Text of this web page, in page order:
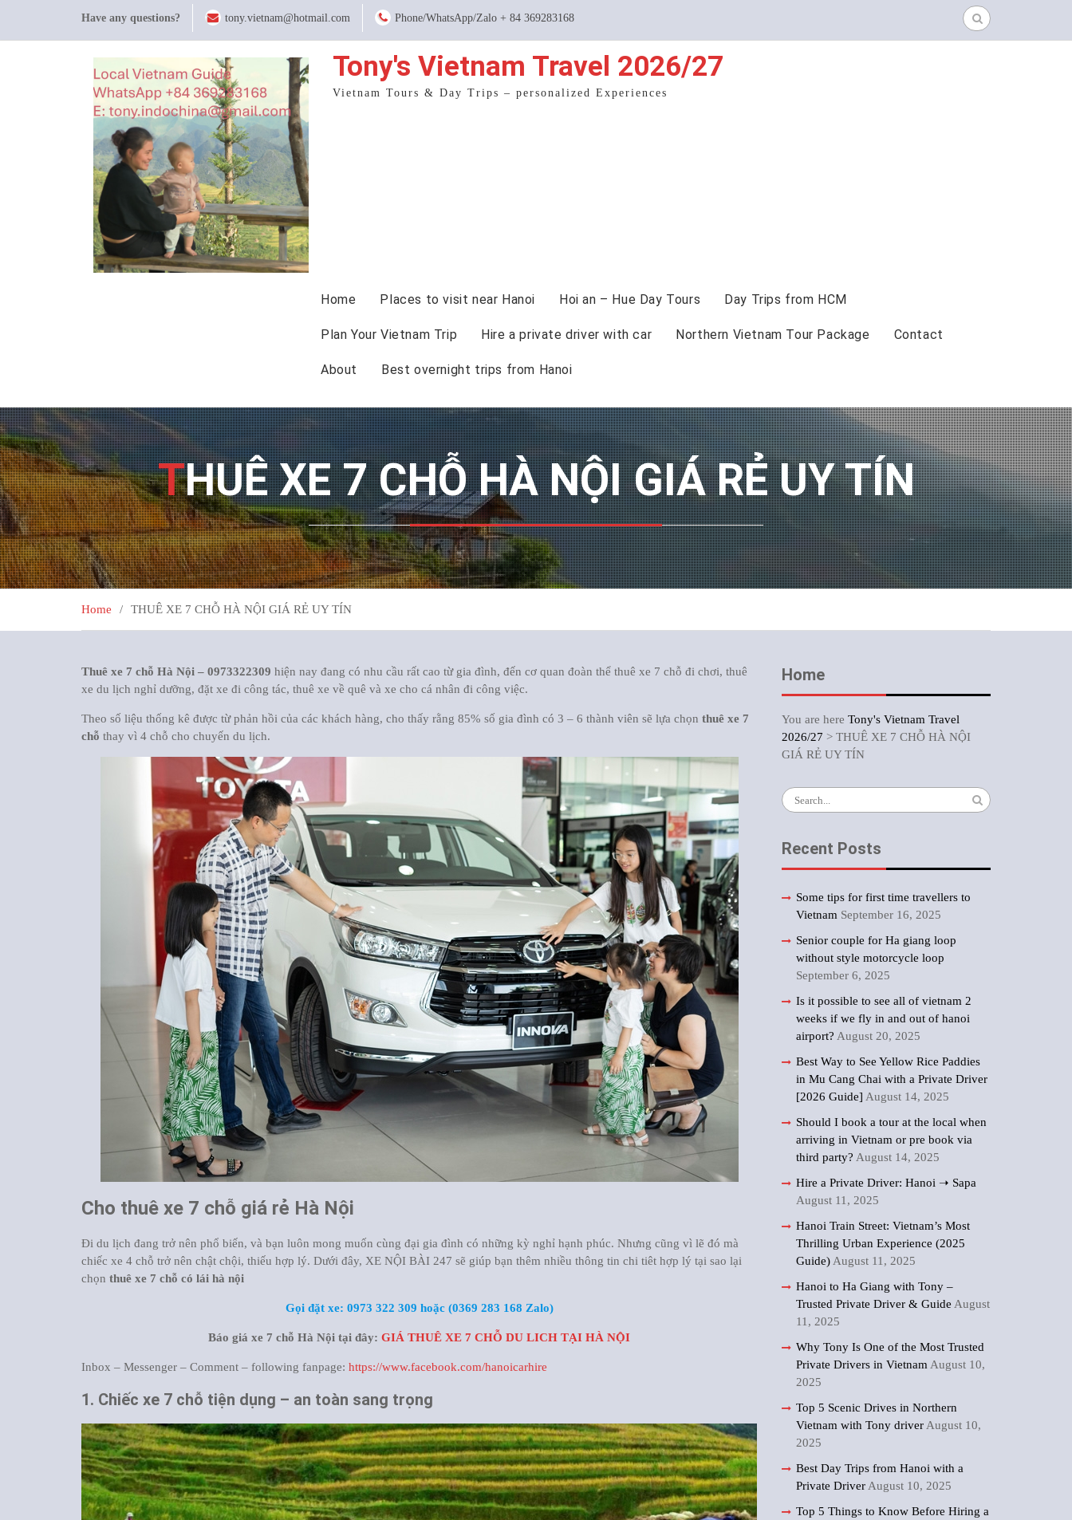
content
Have any questions? tony.vietnam@hotmail.com Phone/WhatsApp/Zalo + 84 369283168
Search
for:
Tony's Vietnam Travel 2026/27
Vietnam Tours & Day Trips – personalized Experiences
Home Places to visit near Hanoi Hoi an – Hue Day Tours Day Trips from HCM
Plan Your Vietnam Trip Hire a private driver with car Northern Vietnam Tour Package Contact
About Best overnight trips from Hanoi
THUÊ XE 7 CHỖ HÀ NỘI GIÁ RẺ UY TÍN
Home THUÊ XE 7 CHỖ HÀ NỘI GIÁ RẺ UY TÍN
Thuê xe 7 chỗ Hà Nội – 0973322309 hiện nay đang có nhu cầu rất cao từ gia đình, đến cơ quan đoàn thể thuê xe 7 chỗ đi chơi, thuê
xe du lịch nghỉ dưỡng, đặt xe đi công tác, thuê xe về quê và xe cho cá nhân đi công việc.
Theo số liệu thống kê được từ phản hồi của các khách hàng, cho thấy rằng 85% số gia đình có 3 – 6 thành viên sẽ lựa chọn thuê xe 7
chỗ thay vì 4 chỗ cho chuyến du lịch.
Cho thuê xe 7 chỗ giá rẻ Hà Nội
Đi du lịch đang trở nên phổ biến, và bạn luôn mong muốn cùng đại gia đình có những kỳ nghỉ hạnh phúc. Nhưng cũng vì lẽ đó mà
chiếc xe 4 chỗ trở nên chật chội, thiếu hợp lý. Dưới đây, XE NỘI BÀI 247 sẽ giúp bạn thêm nhiều thông tin chi tiêt hợp lý tại sao lại
chọn thuê xe 7 chỗ có lái hà nội
Gọi đặt xe: 0973 322 309 hoặc (0369 283 168 Zalo)
Báo giá xe 7 chỗ Hà Nội tại đây:GIÁ THUÊ XE 7 CHỖ DU LICH TẠI HÀ NỘI
Inbox – Messenger – Comment – following fanpage: https://www.facebook.com/hanoicarhire
1. Chiếc xe 7 chỗ tiện dụng – an toàn sang trọng
Home
You are here Tony's Vietnam Travel
2026/27 > THUÊ XE 7 CHỖ HÀ NỘI
GIÁ RẺ UY TÍN
Search
for:
Recent Posts
Some tips for first time travellers to
Vietnam September 16, 2025
Senior couple for Ha giang loop
without style motorcycle loop
September 6, 2025
Is it possible to see all of vietnam 2
weeks if we fly in and out of hanoi
airport? August 20, 2025
Best Way to See Yellow Rice Paddies
in Mu Cang Chai with a Private Driver
[2026 Guide] August 14, 2025
Should I book a tour at the local when
arriving in Vietnam or pre book via
third party? August 14, 2025
Hire a Private Driver: Hanoi ➝ Sapa
August 11, 2025
Hanoi Train Street: Vietnam’s Most
Thrilling Urban Experience (2025
Guide) August 11, 2025
Hanoi to Ha Giang with Tony –
Trusted Private Driver & Guide August
11, 2025
Why Tony Is One of the Most Trusted
Private Drivers in Vietnam August 10,
2025
Top 5 Scenic Drives in Northern
Vietnam with Tony driver August 10,
2025
Best Day Trips from Hanoi with a
Private Driver August 10, 2025
Top 5 Things to Know Before Hiring a